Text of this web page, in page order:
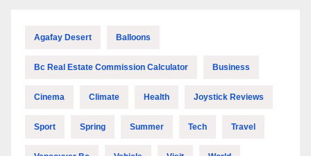
Agafay Desert Balloons
Bc Real Estate Commission Calculator Business
Cinema Climate Health Joystick Reviews
Sport Spring Summer Tech Travel